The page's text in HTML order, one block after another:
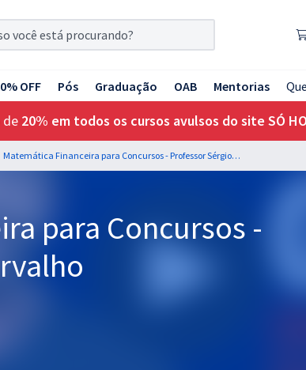
OFF Pós Graduação OAB Mentorias
de 20% em todos os cursos avulsos do site SÓ
Matemática Financeira para Concursos - Professor Sérgio Carvalho
para Concursos -